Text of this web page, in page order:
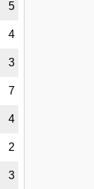
5
4
3
7
4
2
3